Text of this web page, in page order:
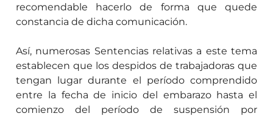
recomendable hacerlo de forma que quede
constancia de dicha comunicación.
Así, numerosas Sentencias relativas a este tema
establecen que los despidos de trabajadoras que
tengan lugar durante el períodocomprendido
entre la fecha de inicio del embarazo hasta el
comienzo del período de suspensión por